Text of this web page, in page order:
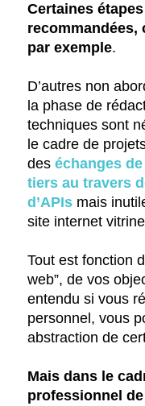
Certaines
recommandées,
par exemple.
D’autres non
la phase de
techniques sont
le cadre de
des échanges
tiers au travers
d’APIsmais
site internet
Tout est fonction
web”, de vos
entendu si vous
personnel, vous
abstraction de
Mais dans le
professionnel